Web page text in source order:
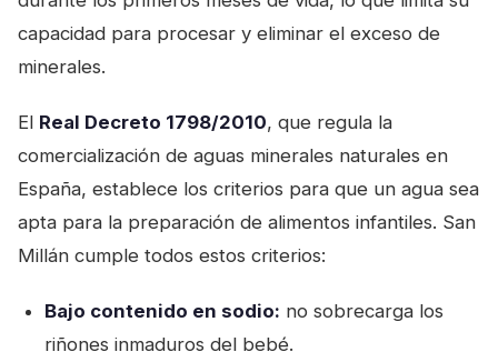
capacidad para procesar y eliminar el exceso de
minerales.
El Real Decreto 1798/2010, que regula la
comercialización de aguas minerales naturales en
España, establece los criterios para que un agua sea
apta para la preparación de alimentos infantiles. San
Millán cumple todos estos criterios:
Bajo contenido en sodio: no sobrecarga los
riñones inmaduros del bebé.